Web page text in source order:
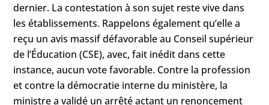
dernier. La contestation à son sujet reste vive dans
les établissements. Rappelons également qu’elle a
reçu un avis massif défavorable au Conseil supérieur
de l’Éducation (CSE), avec, fait inédit dans cette
instance, aucun vote favorable. Contre la profession
et contre la démocratie interne du ministère, la
ministre a validé un arrêté actant un renoncement